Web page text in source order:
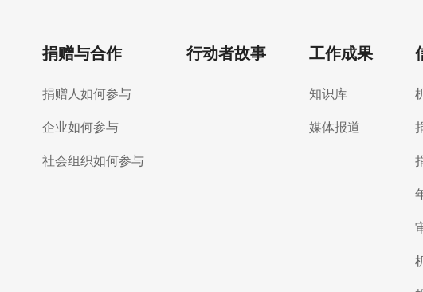
捐赠与合作
捐赠人如何参与
企业如何参与
社会组织如何参与
行动者故事 工作成果
知识库
媒体报道